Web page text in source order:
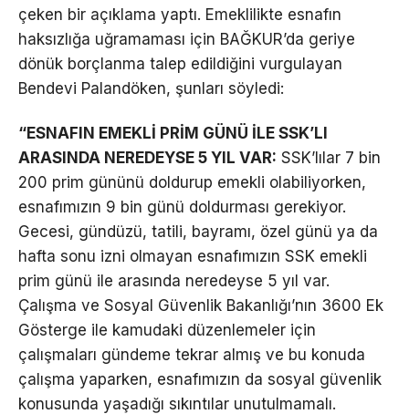
çeken bir açıklama yaptı. Emeklilikte esnafın
haksızlığa uğramaması için BAĞKUR’da geriye
dönük borçlanma talep edildiğini vurgulayan
Bendevi Palandöken, şunları söyledi:
“ESNAFIN EMEKLİ PRİM GÜNÜ İLE SSK’LI
ARASINDA NEREDEYSE 5 YIL VAR: SSK’lılar 7 bin
200 prim gününü doldurup emekli olabiliyorken,
esnafımızın 9 bin günü doldurması gerekiyor.
Gecesi, gündüzü, tatili, bayramı, özel günü ya da
hafta sonu izni olmayan esnafımızın SSK emekli
prim günü ile arasında neredeyse 5 yıl var.
Çalışma ve Sosyal Güvenlik Bakanlığı’nın 3600 Ek
Gösterge ile kamudaki düzenlemeler için
çalışmaları gündeme tekrar almış ve bu konuda
çalışma yaparken, esnafımızın da sosyal güvenlik
konusunda yaşadığı sıkıntılar unutulmamalı.